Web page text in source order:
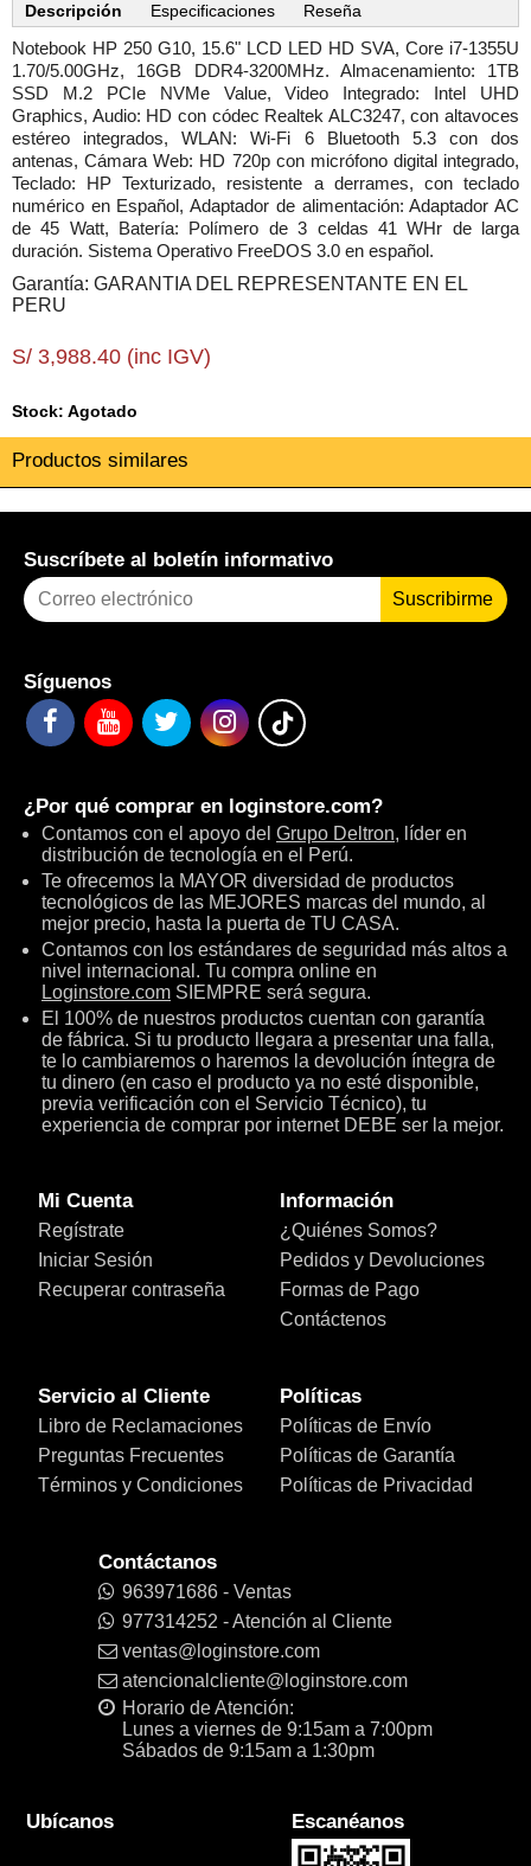
Descripción Especificaciones Reseña
Notebook HP 250 G10, 15.6" LCD LED HD SVA, Core i7-1355U
1.70/5.00GHz, 16GB DDR4-3200MHz. Almacenamiento: 1TB
SSD M.2 PCIe NVMe Value, Video Integrado: Intel UHD
Graphics, Audio: HD con códec Realtek ALC3247, con altavoces
estéreo integrados, WLAN: Wi-Fi 6 Bluetooth 5.3 con dos
antenas, Cámara Web: HD 720p con micrófono digital integrado,
Teclado: HP Texturizado, resistente a derrames, con teclado
numérico en Español, Adaptador de alimentación: Adaptador AC
de 45 Watt, Batería: Polímero de 3 celdas 41 WHr de larga
duración. Sistema Operativo FreeDOS 3.0 en español.
Garantía: GARANTIA DEL REPRESENTANTE EN EL
PERU
S/ 3,988.40 (inc IGV)
Stock: Agotado
Productos similares
Suscríbete al boletín informativo
Suscribirme
Síguenos
¿Por qué comprar en loginstore.com?
Contamos con el apoyo del Grupo Deltron, líder en
distribución de tecnología en el Perú.
Te ofrecemos la MAYOR diversidad de productos
tecnológicos de las MEJORES marcas del mundo, al
mejor precio, hasta la puerta de TU CASA.
Contamos con los estándares de seguridad más altos a
nivel internacional. Tu compra online en
Loginstore.com SIEMPRE será segura.
El 100% de nuestros productos cuentan con garantía
de fábrica. Si tu producto llegara a presentar una falla,
te lo cambiaremos o haremos la devolución íntegra de
tu dinero (en caso el producto ya no esté disponible,
previa verificación con el Servicio Técnico), tu
experiencia de comprar por internet DEBE ser la mejor.
Mi Cuenta
Regístrate
Iniciar Sesión
Recuperar contraseña
Información
¿Quiénes Somos?
Pedidos y Devoluciones
Formas de Pago
Contáctenos
Servicio al Cliente
Libro de Reclamaciones
Preguntas Frecuentes
Términos y Condiciones
Políticas
Políticas de Envío
Políticas de Garantía
Políticas de Privacidad
Contáctanos
963971686 - Ventas
977314252 - Atención al Cliente
ventas@loginstore.com
atencionalcliente@loginstore.com
Horario de Atención:
Lunes a viernes de 9:15am a 7:00pm
Sábados de 9:15am a 1:30pm
Ubícanos Escanéanos